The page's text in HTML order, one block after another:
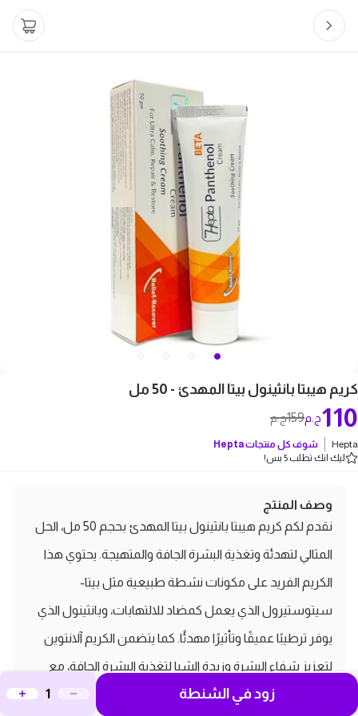
كريم هيبتا بانثينول بيتا المهدئ - 50 مل
159ج.م 110ج.م
Hepta شوف كل منتجاتHepta
ليك انك تطلب 5 بس!
وصف المنتج
نقدم لكم كريم هيبتا بانثينول بيتا المهدئ بحجم 50 مل، الحل
المثالي لتهدئة وتغذية البشرة الجافة والمتهيجة. يحتوي هذا
الكريم الفريد على مكونات نشطة طبيعية مثل بيتا-
سيتوستيرول الذي يعمل كمضاد للالتهابات، وبانثينول الذي
يوفر ترطيبًا عميقًا وتأثيرًا مهدئًا. كما يتضمن الكريم آلانتوين
لتعزيز شفاء البشرة وزبدة الشيا لتغذية البشرة الجافة، مع
وجود منثول للحصول على إحساس بالبرودة. مثالي لمعالجة
زود في الشنطة